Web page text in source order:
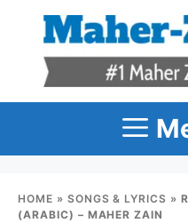
content
HOME » SONGS & LYRICS »
(ARABIC) – MAHER ZAIN